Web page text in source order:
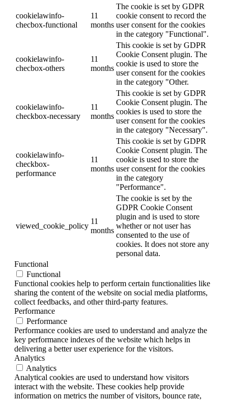
cookielawinfo-
checbox-functional
11
months
The cookie is set by GDPR
cookie consent to record the
user consent for the cookies
in the category "Functional".
cookielawinfo-
checbox-others
11
months
This cookie is set by GDPR
Cookie Consent plugin. The
cookie is used to store the
user consent for the cookies
in the category "Other.
cookielawinfo-
checkbox-necessary
11
months
This cookie is set by GDPR
Cookie Consent plugin. The
cookies is used to store the
user consent for the cookies
in the category "Necessary".
cookielawinfo-
checkbox-
performance
11
months
This cookie is set by GDPR
Cookie Consent plugin. The
cookie is used to store the
user consent for the cookies
in the category
"Performance".
viewed_cookie_policy
11
months
The cookie is set by the
GDPR Cookie Consent
plugin and is used to store
whether or not user has
consented to the use of
cookies. It does not store any
personal data.
Functional
Functional
Functional cookies help to perform certain functionalities like
sharing the content of the website on social media platforms,
collect feedbacks, and other third-party features.
Performance
Performance
Performance cookies are used to understand and analyze the
key performance indexes of the website which helps in
delivering a better user experience for the visitors.
Analytics
Analytics
Analytical cookies are used to understand how visitors
interact with the website. These cookies help provide
information on metrics the number of visitors, bounce rate,